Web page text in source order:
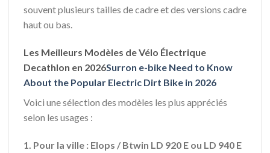
souvent plusieurs tailles de cadre et des versions cadre
haut ou bas.
Les Meilleurs Modèles de Vélo Électrique
Decathlon en 2026Surron e-bike Need to Know
About the Popular Electric Dirt Bike in 2026
Voici une sélection des modèles les plus appréciés
selon les usages :
1. Pour la ville : Elops / Btwin LD 920 E ou LD 940 E